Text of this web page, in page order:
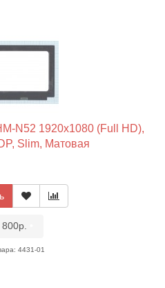
N52 1920x1080 (Full HD),
Slim, Матовая
4431-01